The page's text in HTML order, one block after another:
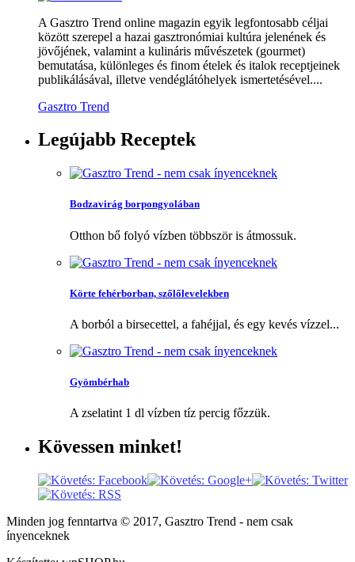
A Gasztro Trend online magazin egyik legfontosabb céljai
között szerepel a hazai gasztronómiai kultúra jelenének és
jövőjének, valamint a kulináris művészetek (gourmet)
bemutatása, különleges és finom ételek és italok receptjeinek
publikálásával, illetve vendéglátóhelyek ismertetésével....
Gasztro Trend
Legújabb Receptek
Bodzavirág borpongyolában
Otthon bő folyó vízben többször is átmossuk.
Körte fehérborban, szőlőlevelekben
A borból a birsecettel, a fahéjjal, és egy kevés vízzel...
Gyömbérhab
A zselatint 1 dl vízben tíz percig főzzük.
Kövessen minket!
Minden jog fenntartva © 2017, Gasztro Trend - nem csak
ínyenceknek